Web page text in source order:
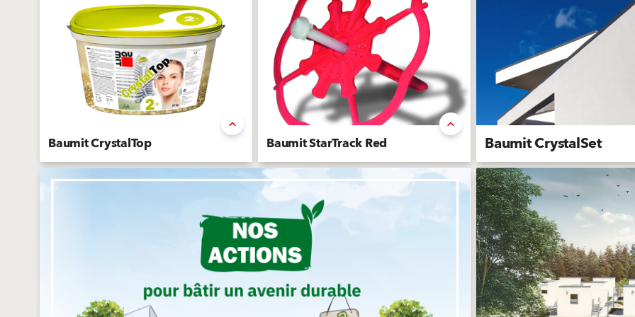
Baumit CrystalTop
Enduit de finition minéral premium
Baumit StarTrack Red
Cheville à frapper à clou plastique, non
traversante
Baumit CrystalSet